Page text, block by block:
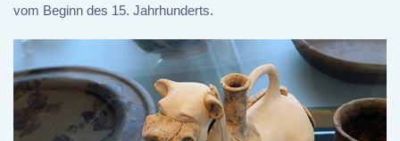
vom Beginn des 15. Jahrhunderts.